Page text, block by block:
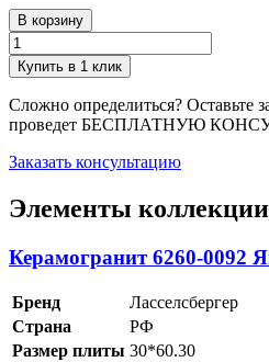
В корзину
Купить в 1 клик
Сложно определиться? Оставьте
проведет БЕСПЛАТНУЮ
Заказать консультацию
Элементы коллекции
Керамогранит 6260-0092
Бренд
Ласселсбергер
Страна
РФ
Размер плиты 30*60.30